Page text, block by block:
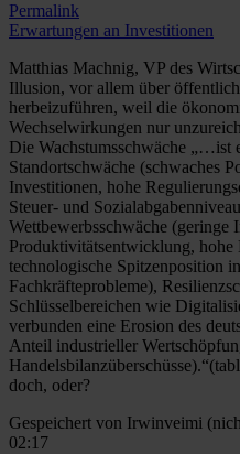
Permalink
Erwartungen an Investitionen
Matthias Machnig, VP des
Illusion, vor allem über
herbeizuführen, weil die
Wechselwirkungen nur
Die Wachstumsschwäche „…ist
Standortschwäche (schwaches
Investitionen, hohe
Steuer- und
Wettbewerbsschwäche (geringe
Produktivitätsentwicklung, hohe
technologische Spitzenposition
Fachkräfteprobleme),
Schlüsselbereichen wie
verbunden eine Erosion des
Anteil industrieller
doch, oder?
Gespeichert von Irwinveimi
02:17